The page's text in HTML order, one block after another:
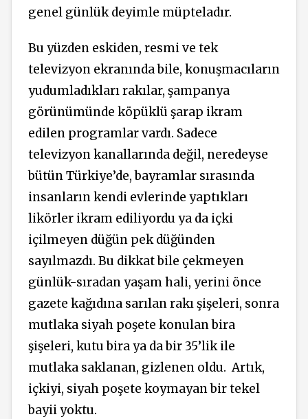
genel günlük deyimle müpteladır.
Bu yüzden eskiden, resmi ve tek
televizyon ekranında bile, konuşmacıların
yudumladıkları rakılar, şampanya
görünümünde köpüklü şarap ikram
edilen programlar vardı. Sadece
televizyon kanallarında değil, neredeyse
bütün Türkiye’de, bayramlar sırasında
insanların kendi evlerinde yaptıkları
likörler ikram ediliyordu ya da içki
içilmeyen düğün pek düğünden
sayılmazdı. Bu dikkat bile çekmeyen
günlük-sıradan yaşam hali, yerini önce
gazete kağıdına sarılan rakı şişeleri, sonra
mutlaka siyah poşete konulan bira
şişeleri, kutu bira ya da bir 35’lik ile
mutlaka saklanan, gizlenen oldu. Artık,
içkiyi, siyah poşete koymayan bir tekel
bayii yoktu.